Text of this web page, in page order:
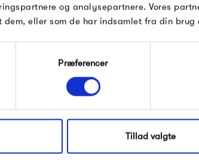
og analysepartnere. Vores
eller som de har indsamlet fra din brug
Præferencer
Tillad valgte
Produkter fra samme
*Ved at tilmelde dig
Nej tak,